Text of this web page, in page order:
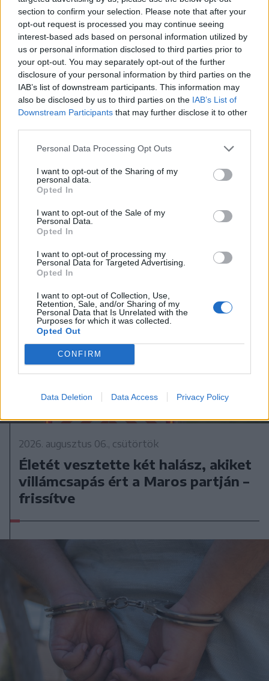
section to confirm your selection. Please note that after your
opt-out request is processed you may continue seeing
interest-based ads based on personal information utilized by
us or personal information disclosed to third parties prior to
your opt-out. You may separately opt-out of the further
disclosure of your personal information by third parties on the
IAB’s list of downstream participants. This information may
also be disclosed by us to third parties on the IAB’s List of
Downstream Participants that may further disclose it to other
Personal Data Processing Opt Outs
I want to opt-out of the Sharing of my
personal data.
Opted In
I want to opt-out of the Sale of my
Personal Data.
Opted In
I want to opt-out of processing my
Personal Data for Targeted Advertising.
Opted In
I want to opt-out of Collection, Use,
Retention, Sale, and/or Sharing of my
Personal Data that Is Unrelated with the
Purposes for which it was collected.
Opted Out
CONFIRM
Data Deletion Data Access Privacy Policy
2026. augusztus 06., csütörtök
Tematikus medvepark készül
2026. augusztus 06., csütörtök
Életét vesztette két halász, akiket
villámcsapás ért a Maros partján –
frissítve